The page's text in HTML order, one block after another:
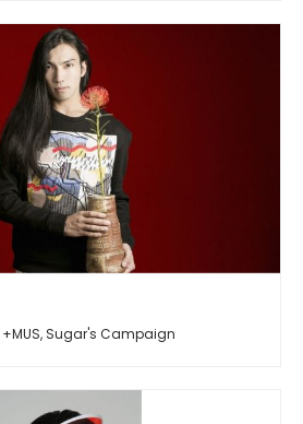
+MUS, Sugar's Campaign